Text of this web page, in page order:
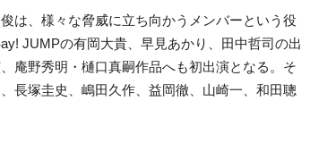
は、様々な脅威に立ち向かうメンバーという役
JUMPの有岡大貴、早見あかり、田中哲司の出
庵野秀明・樋口真嗣作品へも初出演となる。そ
長塚圭史、嶋田久作、益岡徹、山崎一、和田聰